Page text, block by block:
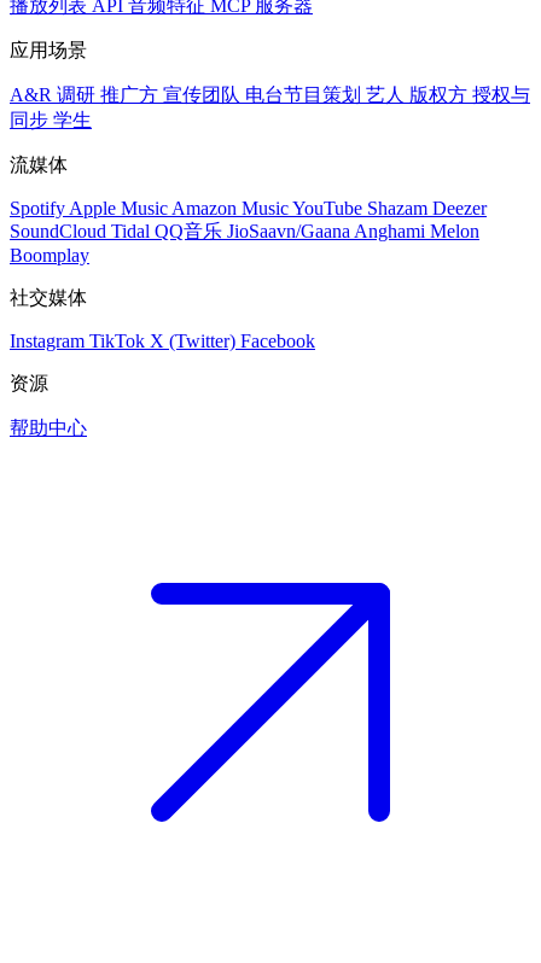
播放列表 API 音频特征 MCP 服务器
应用场景
A&R 调研 推广方 宣传团队 电台节目策划 艺人 版权方 授权与
同步 学生
流媒体
Spotify Apple Music Amazon MusicYouTube Shazam Deezer
SoundCloud Tidal QQ音乐 JioSaavn/Gaana Anghami Melon
Boomplay
社交媒体
Instagram TikTok X (Twitter) Facebook
资源
帮助中心